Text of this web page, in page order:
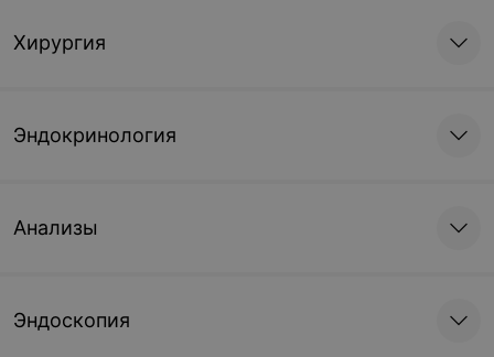
Хирургия
Эндокринология
Анализы
Эндоскопия